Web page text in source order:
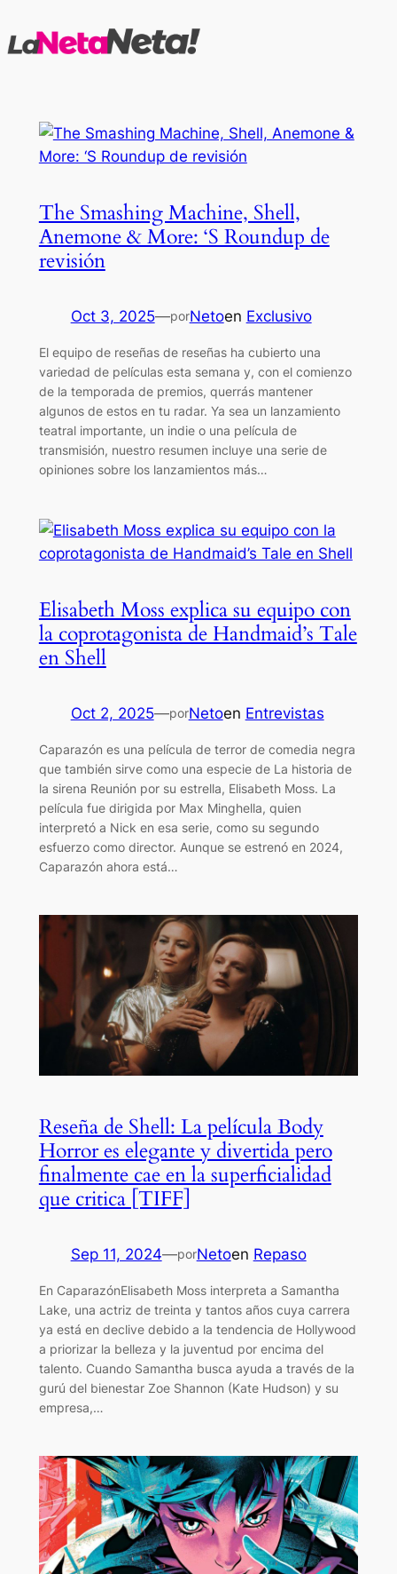
al
The Smashing Machine, Shell,
Anemone & More: ‘S Roundup de
revisión
Oct 3, 2025—porNetoen Exclusivo
El equipo de reseñas de reseñas ha cubierto una
variedad de películas esta semana y, con el comienzo
de la temporada de premios, querrás mantener
algunos de estos en tu radar. Ya sea un lanzamiento
teatral importante, un indie o una película de
transmisión, nuestro resumen incluye una serie de
opiniones sobre los lanzamientos más…
Elisabeth Moss explica su equipo con
la coprotagonista de Handmaid’s Tale
en Shell
Oct 2, 2025—porNetoen Entrevistas
Caparazón es una película de terror de comedia negra
que también sirve como una especie de La historia de
la sirena Reunión por su estrella, Elisabeth Moss. La
película fue dirigida por Max Minghella, quien
interpretó a Nick en esa serie, como su segundo
esfuerzo como director. Aunque se estrenó en 2024,
Caparazón ahora está…
Reseña de Shell: La película Body
Horror es elegante y divertida pero
finalmente cae en la superficialidad
que critica [TIFF]
Sep 11, 2024—porNetoen Repaso
En CaparazónElisabeth Moss interpreta a Samantha
Lake, una actriz de treinta y tantos años cuya carrera
ya está en declive debido a la tendencia de Hollywood
a priorizar la belleza y la juventud por encima del
talento. Cuando Samantha busca ayuda a través de la
gurú del bienestar Zoe Shannon (Kate Hudson) y su
empresa,…